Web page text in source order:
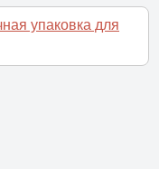
упаковка для